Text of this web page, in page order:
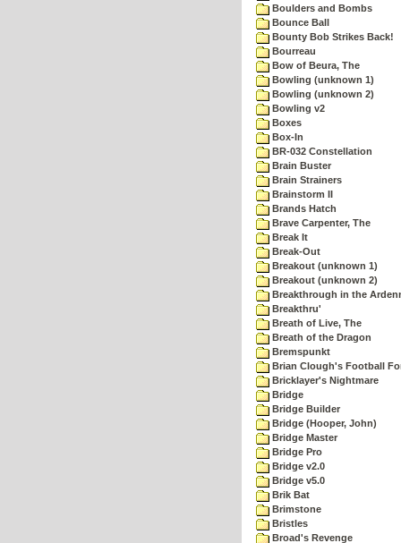
Boulders and Bombs
Bounce Ball
Bounty Bob Strikes Back!
Bourreau
Bow of Beura, The
Bowling (unknown 1)
Bowling (unknown 2)
Bowling v2
Boxes
Box-In
BR-032 Constellation
Brain Buster
Brain Strainers
Brainstorm II
Brands Hatch
Brave Carpenter, The
Break It
Break-Out
Breakout (unknown 1)
Breakout (unknown 2)
Breakthrough in the
Breakthru'
Breath of Live, The
Breath of the Dragon
Bremspunkt
Brian Clough's Football
Bricklayer's Nightmare
Bridge
Bridge Builder
Bridge (Hooper, John)
Bridge Master
Bridge Pro
Bridge v2.0
Bridge v5.0
Brik Bat
Brimstone
Bristles
Broad's Revenge